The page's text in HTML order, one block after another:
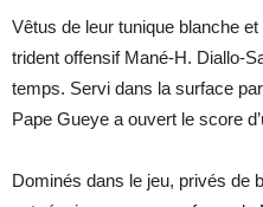
Vêtus de leur tunique blanche
trident offensif Mané-H. Diallo-
temps. Servi dans la surface
Pape Gueye a ouvert le score
Dominés dans le jeu, privés de